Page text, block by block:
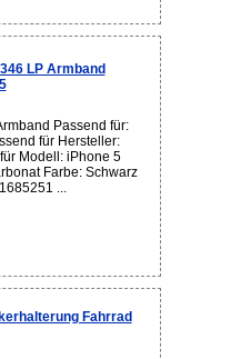
LP Armband
Passend für:
für Hersteller:
Modell: iPhone 5
Farbe: Schwarz
...
Fahrrad